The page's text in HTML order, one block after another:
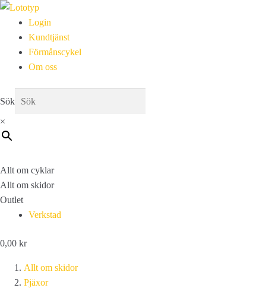
Login
Kundtjänst
Förmånscykel
Om oss
Sök
×
Allt om cyklar
Allt om skidor
Outlet
Verkstad
0,00 kr
Allt om skidor
Pjäxor